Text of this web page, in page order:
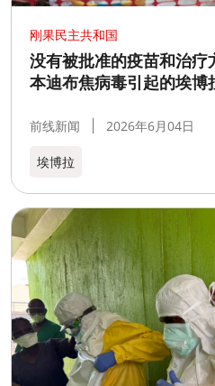
刚果民主共和国
没有被批准的疫苗和治疗
本迪布焦病毒引起的埃博
前线新闻 2026年6月04日
埃博拉